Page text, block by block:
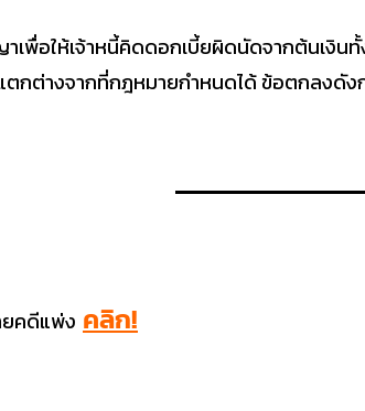
พื่อให้เจ้าหนี้คิดดอกเบี้ยผิดนัดจากต้นเงิน
กต่างจากที่กฎหมายกำหนดได้ ข้อตกลงดัง
คดีแพ่ง คลิก!